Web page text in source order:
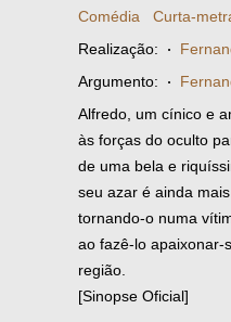
Comédia
Curta-
Realização: ·
Argumento: ·
Alfredo, um cínico e
às forças do oculto
de uma bela e
seu azar é ainda
tornando-o numa
ao fazê-lo apaixonar-
região.
[Sinopse Oficial]